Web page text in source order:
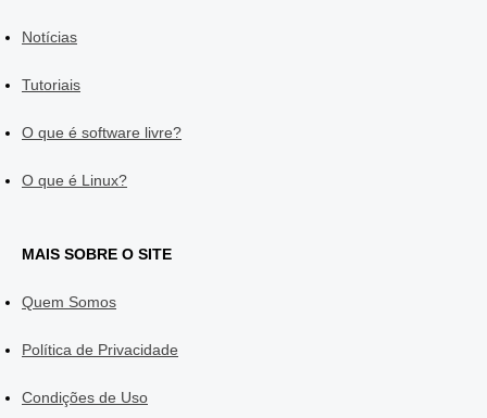
Notícias
Tutoriais
O que é software livre?
O que é Linux?
MAIS SOBRE O SITE
Quem Somos
Política de Privacidade
Condições de Uso